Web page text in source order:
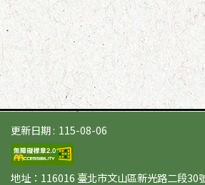
更新日期 115-08-06
地址：116016 臺北市文山區新光路二段30